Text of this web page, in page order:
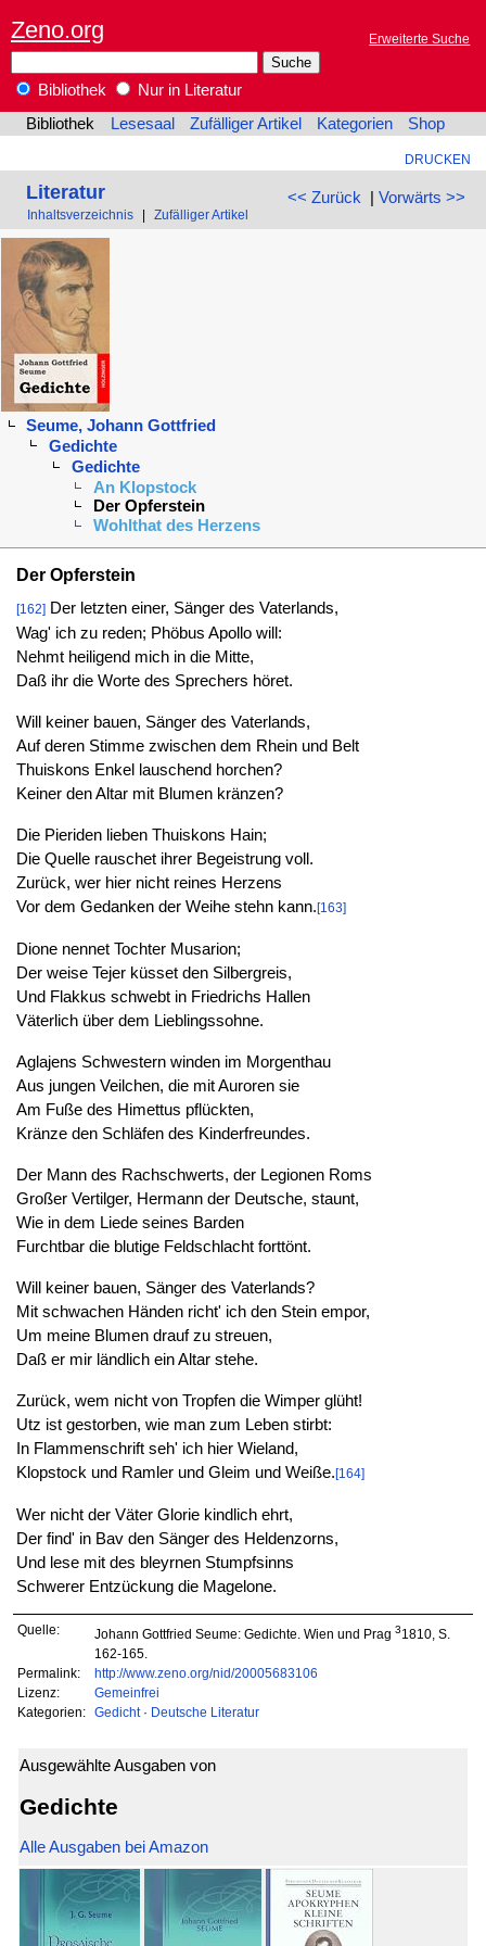
Zeno.org Erweiterte Suche
Bibliothek
Nur in Literatur
Bibliothek
Lesesaal Zufälliger Artikel Kategorien Shop
DRUCKEN
<< Zurück | Vorwärts >>
Literatur
Inhaltsverzeichnis Zufälliger Artikel
Seume, Johann Gottfried
Gedichte
Gedichte
An Klopstock
Der Opferstein
Wohlthat des Herzens
Der Opferstein
[162]Der letzten einer, Sänger des Vaterlands,
Wag' ich zu reden; Phöbus Apollo will:
Nehmt heiligend mich in die Mitte,
Daß ihr die Worte des Sprechers höret.
Will keiner bauen, Sänger des Vaterlands,
Auf deren Stimme zwischen dem Rhein und Belt
Thuiskons Enkel lauschend horchen?
Keiner den Altar mit Blumen kränzen?
Die Pieriden lieben Thuiskons Hain;
Die Quelle rauschet ihrer Begeistrung voll.
Zurück, wer hier nicht reines Herzens
Vor dem Gedanken der Weihe stehn kann.[163]
Dione nennet Tochter Musarion;
Der weise Tejer küsset den Silbergreis,
Und Flakkus schwebt in Friedrichs Hallen
Väterlich über dem Lieblingssohne.
Aglajens Schwestern winden im Morgenthau
Aus jungen Veilchen, die mit Auroren sie
Am Fuße des Himettus pflückten,
Kränze den Schläfen des Kinderfreundes.
Der Mann des Rachschwerts, der Legionen Roms
Großer Vertilger, Hermann der Deutsche, staunt,
Wie in dem Liede seines Barden
Furchtbar die blutige Feldschlacht forttönt.
Will keiner bauen, Sänger des Vaterlands?
Mit schwachen Händen richt' ich den Stein empor,
Um meine Blumen drauf zu streuen,
Daß er mir ländlich ein Altar stehe.
Zurück, wem nicht von Tropfen die Wimper glüht!
Utz ist gestorben, wie man zum Leben stirbt:
In Flammenschrift seh' ich hier Wieland,
Klopstock und Ramler und Gleim und Weiße.[164]
Wer nicht der Väter Glorie kindlich ehrt,
Der find' in Bav den Sänger des Heldenzorns,
Und lese mit des bleyrnen Stumpfsinns
Schwerer Entzückung die Magelone.
Quelle: Johann Gottfried Seume: Gedichte. Wien und Prag 31810, S.
162-165.
Permalink:
http://www.zeno.org/nid/20005683106
Lizenz:
Gemeinfrei
Kategorien:
Gedicht· Deutsche Literatur
Ausgewählte Ausgaben von
Gedichte
Alle Ausgaben bei Amazon